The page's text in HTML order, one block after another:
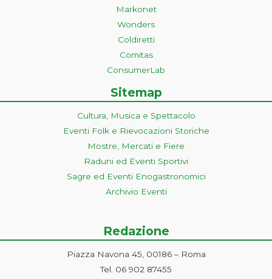
Markonet
Wonders
Coldiretti
Comitas
ConsumerLab
Sitemap
Cultura, Musica e Spettacolo
Eventi Folk e Rievocazioni Storiche
Mostre, Mercati e Fiere
Raduni ed Eventi Sportivi
Sagre ed Eventi Enogastronomici
Archivio Eventi
Redazione
Piazza Navona 45, 00186 – Roma
Tel. 06 902 87455